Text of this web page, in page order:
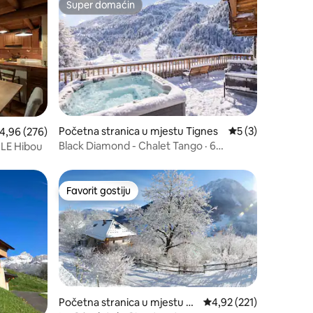
ocjena 4,96 od 5, recenzija: 276
4,96 (276)
Hibou
Super domaćin
Super domaćin
Početna stranica u mjestu Tignes prosječna ocjena
5 (3)
Black Diamond - Chalet Tango · 6
Favorit gostiju
Favorit gostiju
Početna stranica u mjestu Ail
prosječna ocjena 4,92
4,92 (221)